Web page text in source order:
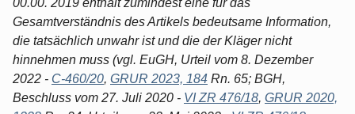
00.00. 2019 enthält zumindest eine für das
Gesamtverständnis des Artikels bedeutsame Information,
die tatsächlich unwahr ist und die der Kläger nicht
hinnehmen muss (vgl. EuGH, Urteil vom 8. Dezember
2022 - C-460/20, GRUR 2023, 184 Rn. 65; BGH,
Beschluss vom 27. Juli 2020 - VI ZR 476/18, GRUR 2020,